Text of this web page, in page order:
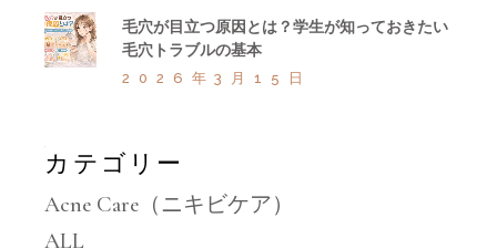
毛穴が目立つ原因とは？学生が知っておきたい
毛穴トラブルの基本
2026年3月15日
カテゴリー
Acne Care（ニキビケア）
ALL